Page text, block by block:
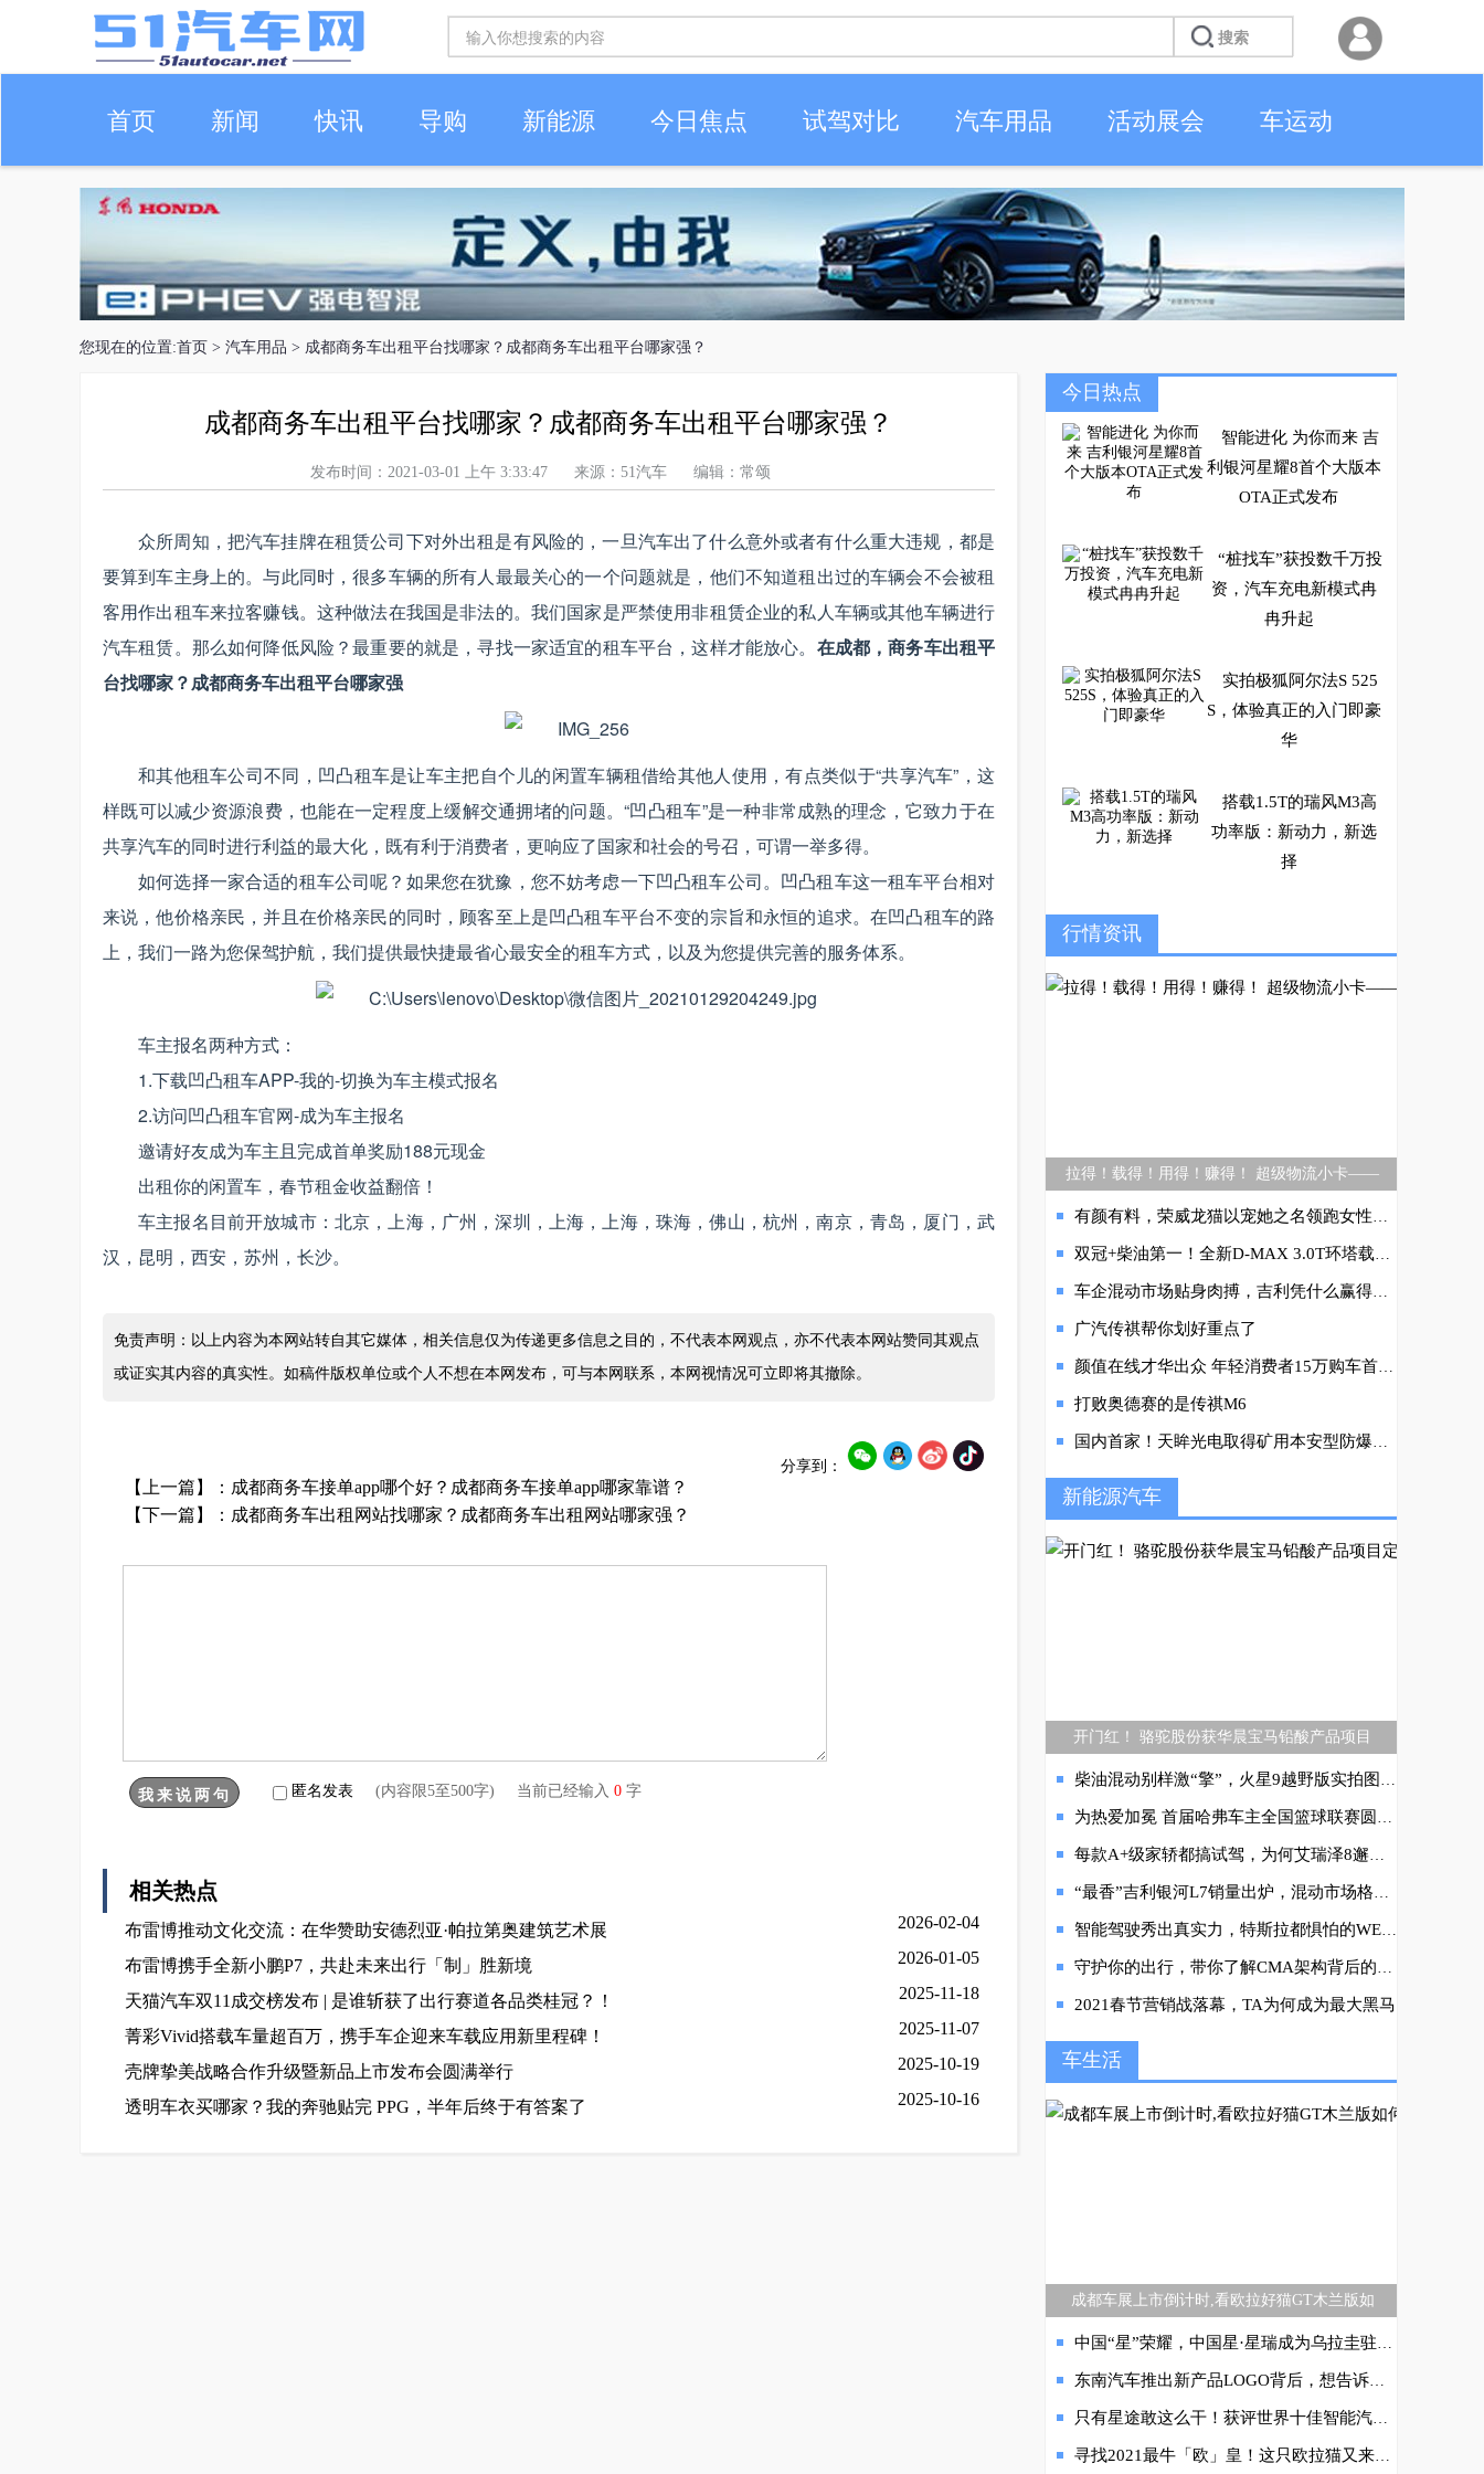
首页 新闻 快讯 导购 新能源 今日焦点 试驾对比 汽车用品 活动展会 车运动
车生活
您现在的位置:首页 > 汽车用品 > 成都商务车出租平台找哪家？成都商务车出租平台哪家强？
成都商务车出租平台找哪家？成都商务车出租平台哪家强？
发布时间：2021-03-01 上午 3:33:47 来源：51汽车 编辑：常颂
众所周知，把汽车挂牌在租赁公司下对外出租是有风险的，一旦汽车出了什么意外或者有什么重大违规，都是
要算到车主身上的。与此同时，很多车辆的所有人最最关心的一个问题就是，他们不知道租出过的车辆会不会被租
客用作出租车来拉客赚钱。这种做法在我国是非法的。我们国家是严禁使用非租赁企业的私人车辆或其他车辆进行
汽车租赁。那么如何降低风险？最重要的就是，寻找一家适宜的租车平台，这样才能放心。 在成都，商务车出租平
台找哪家？成都商务车出租平台哪家强
和其他租车公司不同，凹凸租车是让车主把自个儿的闲置车辆租借给其他人使用，有点类似于“共享汽车”，这
样既可以减少资源浪费，也能在一定程度上缓解交通拥堵的问题。“凹凸租车”是一种非常成熟的理念，它致力于在
共享汽车的同时进行利益的最大化，既有利于消费者，更响应了国家和社会的号召，可谓一举多得。
如何选择一家合适的租车公司呢？如果您在犹豫，您不妨考虑一下凹凸租车公司。凹凸租车这一租车平台相对
来说，他价格亲民，并且在价格亲民的同时，顾客至上是凹凸租车平台不变的宗旨和永恒的追求。在凹凸租车的路
上，我们一路为您保驾护航，我们提供最快捷最省心最安全的租车方式，以及为您提供完善的服务体系。
车主报名两种方式：
1.下载凹凸租车APP-我的-切换为车主模式报名
2.访问凹凸租车官网-成为车主报名
邀请好友成为车主且完成首单奖励188元现金
出租你的闲置车，春节租金收益翻倍！
车主报名目前开放城市：北京，上海，广州，深圳，上海，上海，珠海，佛山，杭州，南京，青岛，厦门，武
汉，昆明，西安，苏州，长沙。
免责声明：以上内容为本网站转自其它媒体，相关信息仅为传递更多信息之目的，不代表本网观点，亦不代表本网站赞同其观点
或证实其内容的真实性。如稿件版权单位或个人不想在本网发布，可与本网联系，本网视情况可立即将其撤除。
分享到：
【上一篇】： 成都商务车接单app哪个好？成都商务车接单app哪家靠谱？
【下一篇】： 成都商务车出租网站找哪家？成都商务车出租网站哪家强？
匿名发表 (内容限5至500字) 当前已经输入 0 字
相关热点
布雷博推动文化交流：在华赞助安德烈亚·帕拉第奥建筑艺术展 2026-02-04
布雷博携手全新小鹏P7，共赴未来出行「制」胜新境 2026-01-05
天猫汽车双11成交榜发布 | 是谁斩获了出行赛道各品类桂冠？！ 2025-11-18
菁彩Vivid搭载车量超百万，携手车企迎来车载应用新里程碑！ 2025-11-07
壳牌挚美战略合作升级暨新品上市发布会圆满举行 2025-10-19
透明车衣买哪家？我的奔驰贴完 PPG，半年后终于有答案了 2025-10-16
今日热点
智能进化 为你而来 吉
利银河星耀8首个大版本
OTA正式发布
“桩找车”获投数千万投
资，汽车充电新模式冉
冉升起
实拍极狐阿尔法S 525
S，体验真正的入门即豪
华
搭载1.5T的瑞风M3高
功率版：新动力，新选
择
汽蓝谷高端智能转型步
履不停
行情资讯
拉得！载得！用得！赚得！ 超级物流小卡——
有颜有料，荣威龙猫以宠她之名领跑女性新赛道
双冠+柴油第一！全新D-MAX 3.0T环塔载誉归来！量产本色征服极限赛场
车企混动市场贴身肉搏，吉利凭什么赢得先机？
广汽传祺帮你划好重点了
颜值在线才华出众 年轻消费者15万购车首选东风Honda全新思域
打败奥德赛的是传祺M6
国内首家！天眸光电取得矿用本安型防爆雷达认证证书企业
新能源汽车
开门红！ 骆驼股份获华晨宝马铅酸产品项目
柴油混动别样激“擎”，火星9越野版实拍图曝光！
为热爱加冕 首届哈弗车主全国篮球联赛圆满收官
每款A+级家轿都搞试驾，为何艾瑞泽8邂逅厦门却大有不同，尽显全优豪华
“最香”吉利银河L7销量出炉，混动市场格局将迎巨变？
智能驾驶秀出真实力，特斯拉都惧怕的WEY摩卡究竟强在哪？
守护你的出行，带你了解CMA架构背后的安全与健康
2021春节营销战落幕，TA为何成为最大黑马
车生活
成都车展上市倒计时,看欧拉好猫GT木兰版如
中国“星”荣耀，中国星·星瑞成为乌拉圭驻华大使专用车
东南汽车推出新产品LOGO背后，想告诉我们什么？
只有星途敢这么干！获评世界十佳智能汽车星途ET5超级置换价13.49万起售
寻找2021最牛「欧」皇！这只欧拉猫又来了！